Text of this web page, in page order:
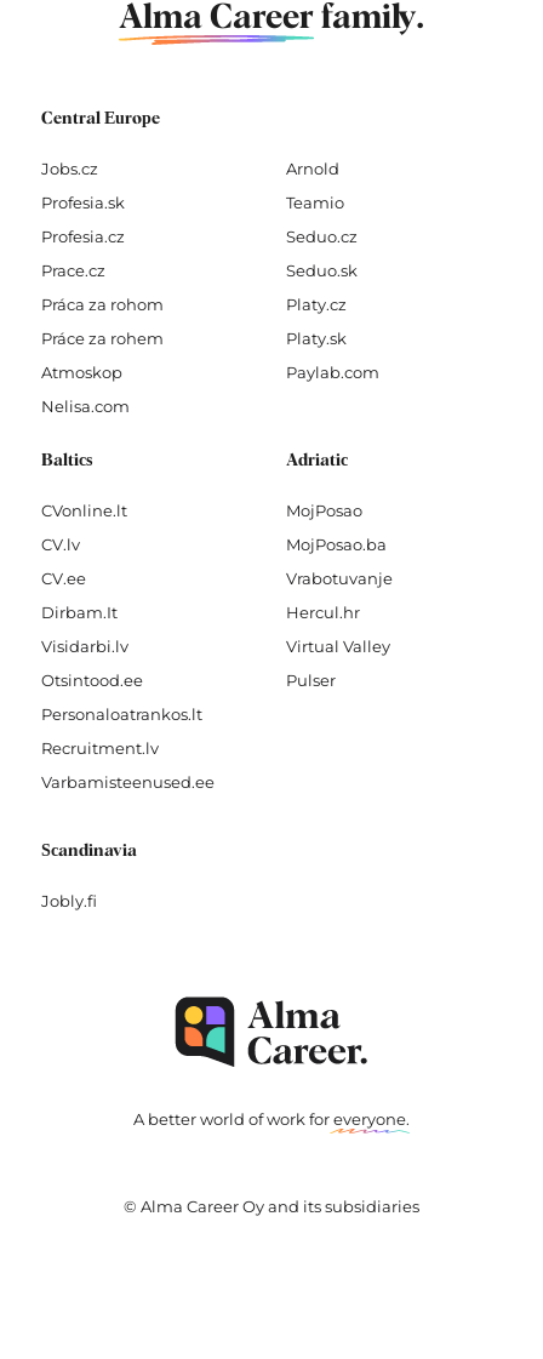
Alma Career family.
Central Europe
Jobs.cz
Profesia.sk
Profesia.cz
Prace.cz
Práca za rohom
Práce za rohem
Atmoskop
Nelisa.com
Arnold
Teamio
Seduo.cz
Seduo.sk
Platy.cz
Platy.sk
Paylab.com
Baltics
CVonline.lt
CV.lv
CV.ee
Dirbam.It
Visidarbi.lv
Otsintood.ee
Personaloatrankos.lt
Recruitment.lv
Varbamisteenused.ee
Adriatic
MojPosao
MojPosao.ba
Vrabotuvanje
Hercul.hr
Virtual Valley
Pulser
Scandinavia
Jobly.fi
A better world of work foreveryone.
© Alma Career Oy and its subsidiaries